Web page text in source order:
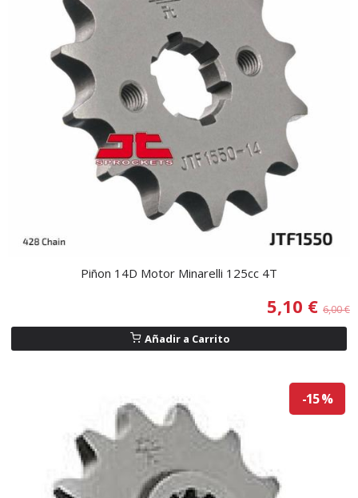
Piñon 14D Motor Minarelli 125cc 4T
5,10 € 6,00 €
Añadir a Carrito
-15 %